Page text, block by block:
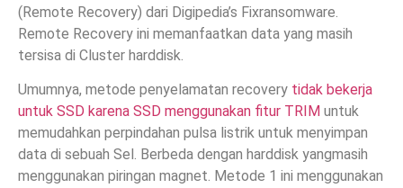
(Remote Recovery) dari Digipedia’s Fixransomware.
Remote Recovery ini memanfaatkan data yang masih
tersisa di Cluster harddisk.
Umumnya, metode penyelamatan recovery tidak bekerja
untuk SSD karena SSD menggunakan fitur TRIM untuk
memudahkan perpindahan pulsa listrik untuk menyimpan
data di sebuah Sel. Berbeda dengan harddisk yangmasih
menggunakan piringan magnet. Metode 1 ini menggunakan